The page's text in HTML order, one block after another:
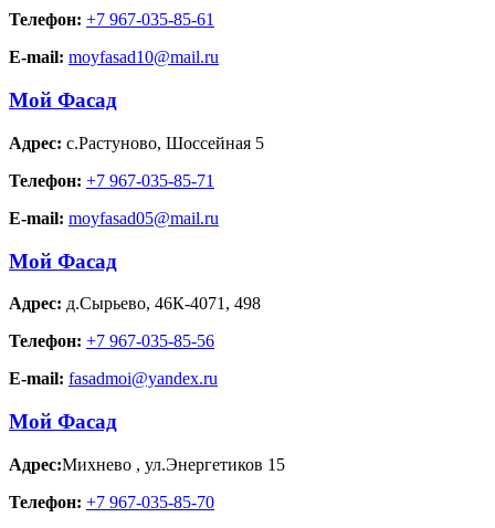
Телефон: +7 967-035-85-61
E-mail: moyfasad10@mail.ru
Мой Фасад
Адрес: с.Растуново, Шоссейная 5
Телефон: +7 967-035-85-71
E-mail: moyfasad05@mail.ru
Мой Фасад
Адрес: д.Сырьево, 46К-4071, 498
Телефон: +7 967-035-85-56
E-mail: fasadmoi@yandex.ru
Мой Фасад
Адрес:Михнево , ул.Энергетиков 15
Телефон: +7 967-035-85-70